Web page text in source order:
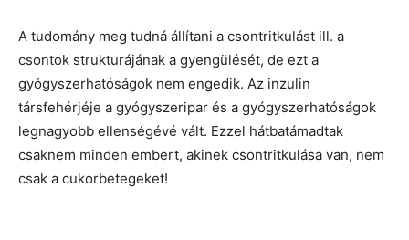
A tudomány meg tudná állítani a csontritkulást ill. a
csontok strukturájának a gyengülését, de ezt a
gyógyszerhatóságok nem engedik. Az inzulin
társfehérjéje a gyógyszeripar és a gyógyszerhatóságok
legnagyobb ellenségévé vált. Ezzel hátbatámadtak
csaknem minden embert, akinek csontritkulása van, nem
csak a cukorbetegeket!